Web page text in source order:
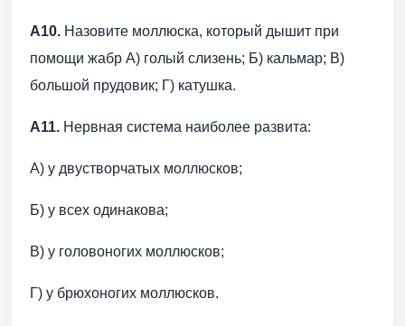
А10. Назовите моллюска, который дышит при
помощи жабр А) голый слизень; Б) кальмар; В)
большой прудовик; Г) катушка.
А11. Нервная система наиболее развита:
А) у двустворчатых моллюсков;
Б) у всех одинакова;
В) у головоногих моллюсков;
Г) у брюхоногих моллюсков.